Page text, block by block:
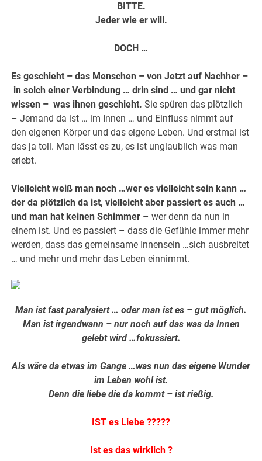
BITTE.
Jeder wie er will.
DOCH …
Es geschieht – das Menschen – von Jetzt auf Nachher –
in solch einer Verbindung … drin sind … und gar nicht
wissen – was ihnen geschieht. Sie spüren das plötzlich
– Jemand da ist … im Innen … und Einfluss nimmt auf
den eigenen Körper und das eigene Leben. Und erstmal ist
das ja toll. Man lässt es zu, es ist unglaublich was man
erlebt.
Vielleicht weiß man noch …wer es vielleicht sein kann …
der da plötzlich da ist, vielleicht aber passiert es auch …
und man hat keinen Schimmer – wer denn da nun in
einem ist. Und es passiert – dass die Gefühle immer mehr
werden, dass das gemeinsame Innensein …sich ausbreitet
… und mehr und mehr das Leben einnimmt.
Man ist fast paralysiert … oder man ist es – gut möglich.
Man ist irgendwann – nur noch auf das was da Innen
gelebt wird …fokussiert.
Als wäre da etwas im Gange …was nun das eigene Wunder
im Leben wohl ist.
Denn die liebe die da kommt – ist rießig.
IST es Liebe ?????
Ist es das wirklich ?